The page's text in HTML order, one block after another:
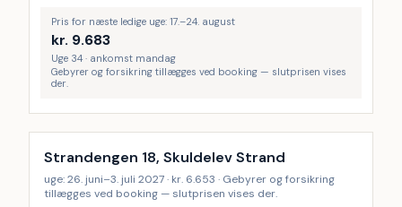
Pris for næste ledige uge: 17.–24. august
kr. 9.683
Uge 34 · ankomst mandag
Gebyrer og forsikring tillægges ved booking — slutprisen vises
der.
Strandengen 18, Skuldelev Strand
uge: 26. juni–3. juli 2027 · kr. 6.653 · Gebyrer og forsikring
tillægges ved booking — slutprisen vises der.